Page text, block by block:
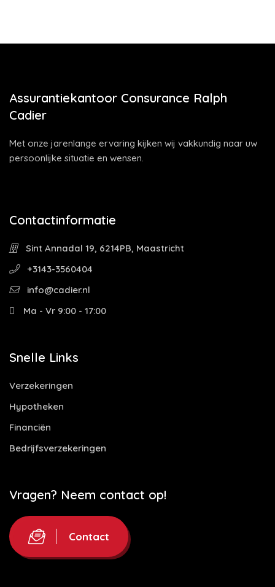
Assurantiekantoor Consurance Ralph
Cadier
Met onze jarenlange ervaring kijken wij vakkundig naar uw
persoonlijke situatie en wensen.
Contactinformatie
Sint Annadal 19, 6214PB, Maastricht
+3143-3560404
info@cadier.nl
Ma - Vr 9:00 - 17:00
Snelle Links
Verzekeringen
Hypotheken
Financiën
Bedrijfsverzekeringen
Vragen? Neem contact op!
Contact